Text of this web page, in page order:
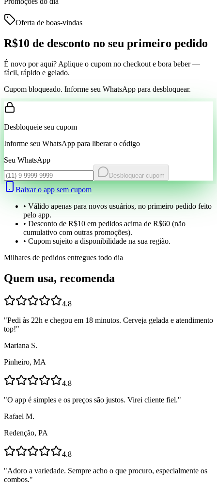
Oferta de boas-vindas
R$10 de desconto no seu primeiro pedido
É novo por aqui? Aplique o cupom no checkout e bora beber —
fácil, rápido e gelado.
Cupom bloqueado. Informe seu WhatsApp para desbloquear.
Desbloqueie seu cupom
Informe seu WhatsApp para liberar o código
Seu WhatsApp
Desbloquear cupom
Baixar o app sem cupom
• Válido apenas para novos usuários, no primeiro pedido feito
pelo app.
• Desconto de R$10 em pedidos acima de R$60 (não
cumulativo com outras promoções).
• Cupom sujeito a disponibilidade na sua região.
Milhares de pedidos entregues todo dia
Quem usa, recomenda
4.8
"Pedi às 22h e chegou em 18 minutos. Cerveja gelada e atendimento
top!"
Mariana S.
Pinheiro, MA
4.8
"O app é simples e os preços são justos. Virei cliente fiel."
Rafael M.
Redenção, PA
4.8
"Adoro a variedade. Sempre acho o que procuro, especialmente os
combos."